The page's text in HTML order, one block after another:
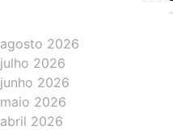
agosto 2026
julho 2026
junho 2026
maio 2026
abril 2026